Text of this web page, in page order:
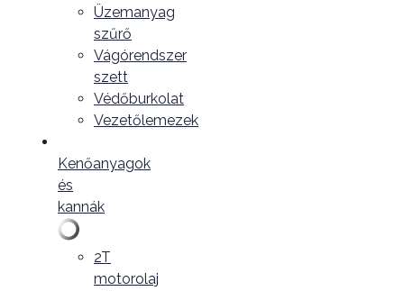
Üzemanyag
szűrő
Vágórendszer
szett
Védőburkolat
Vezetőlemezek
Kenőanyagok
és
kannák
2T
motorolaj